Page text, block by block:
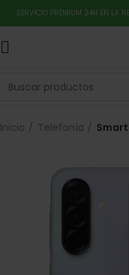
SERVICIO PREMIUM 24H EN LA
Inicio Telefonía